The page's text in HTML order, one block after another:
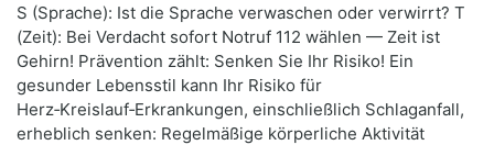
S (Sprache): Ist die Sprache verwaschen oder verwirrt? T
(Zeit): Bei Verdacht sofort Notruf 112 wählen — Zeit ist
Gehirn! Prävention zählt: Senken Sie Ihr Risiko! Ein
gesunder Lebensstil kann Ihr Risiko für
Herz‑Kreislauf‑Erkrankungen, einschließlich Schlaganfall,
erheblich senken: Regelmäßige körperliche Aktivität